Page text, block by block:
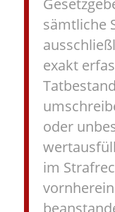
sämtliche
exakt
oder
im